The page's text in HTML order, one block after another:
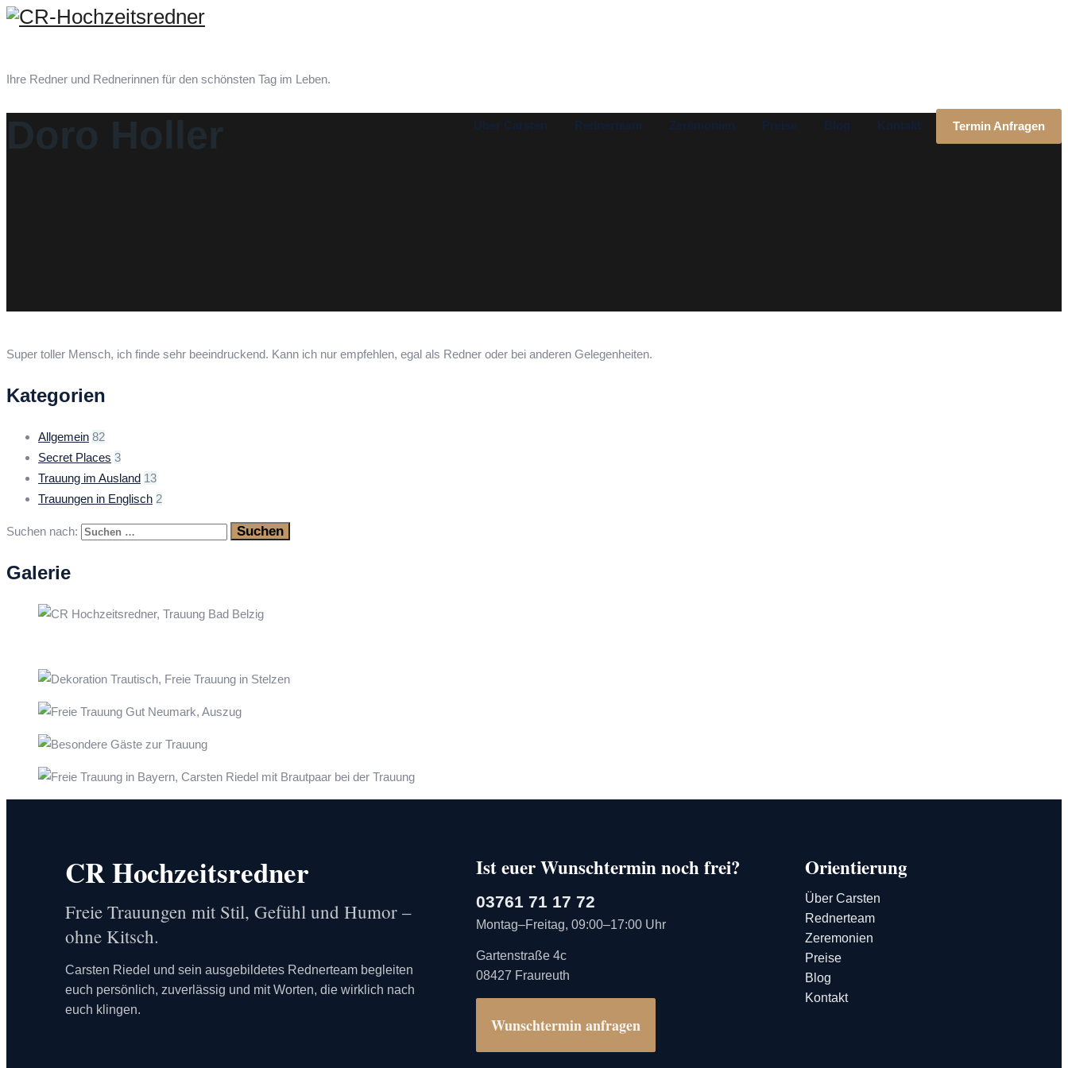
Ihre Redner und Rednerinnen für den schönsten Tag im Leben.
Über Carsten Rednerteam Zeremonien Preise Blog Kontakt Termin Anfragen
Super toller Mensch, ich finde sehr beeindruckend. Kann ich nur empfehlen, egal als Redner oder bei anderen Gelegenheiten.
Kategorien
Allgemein 82
Secret Places 3
Trauung im Ausland 13
Trauungen in Englisch 2
Suchen nach:
Galerie
CR Hochzeitsredner
Freie Trauungen mit Stil, Gefühl und Humor –
ohne Kitsch.
Carsten Riedel und sein ausgebildetes Rednerteam begleiten
euch persönlich, zuverlässig und mit Worten, die wirklich nach
euch klingen.
Ist euer Wunschtermin noch frei?
03761 71 17 72
Montag–Freitag, 09:00–17:00 Uhr
Gartenstraße 4c
08427 Fraureuth
Wunschtermin anfragen
Orientierung
Über Carsten
Rednerteam
Zeremonien
Preise
Blog
Kontakt